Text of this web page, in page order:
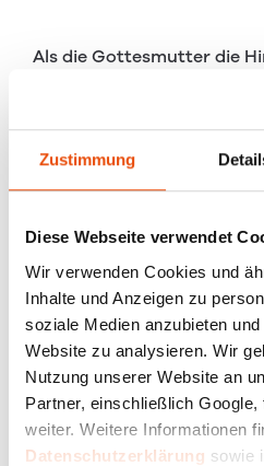
Zustimmung
Diese Webseite verwendet
Wir verwenden Cookies und
Inhalte und Anzeigen zu
soziale Medien anzubieten
Website zu analysieren. Wir
Nutzung unserer Website an
Partner, einschließlich
weiter. Weitere Informationen
Datenschutzerklärung sowie
Als die Gottesmutter die
einem jeden das Herz auf.
noch so abweisend, kalt
glänzte in überirdischer
sehen, die sangen laut
»Hosianna!«, sangen sie,
Friede den Menschen auf
sind!«
Jetzt verstanden die
hatte als er sagte: »Was
ihr es nicht seht!«